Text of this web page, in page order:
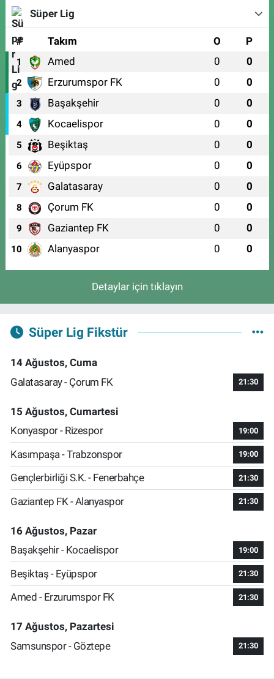
Süper Lig
# Takım O P
1 Amed 0 0
2 Erzurumspor FK 0 0
3 Başakşehir 0 0
4 Kocaelispor 0 0
5 Beşiktaş 0 0
6 Eyüpspor 0 0
7 Galatasaray 0 0
8 Çorum FK 0 0
9 Gaziantep FK 0 0
10 Alanyaspor 0 0
Detaylar için tıklayın
Süper Lig Fikstür
14 Ağustos, Cuma
Galatasaray - Çorum FK
21:30
15 Ağustos, Cumartesi
Konyaspor - Rizespor
19:00
Kasımpaşa - Trabzonspor 19:00
Gençlerbirliği S.K. - Fenerbahçe 21:30
Gaziantep FK - Alanyaspor 21:30
16 Ağustos, Pazar
Başakşehir - Kocaelispor
19:00
Beşiktaş - Eyüpspor 21:30
Amed - Erzurumspor FK 21:30
17 Ağustos, Pazartesi
Samsunspor - Göztepe
21:30